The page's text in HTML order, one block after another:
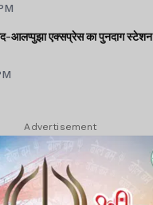
आलप्पुझा एक्सप्रेस का पुनदाग स्टेशन
Advertisement